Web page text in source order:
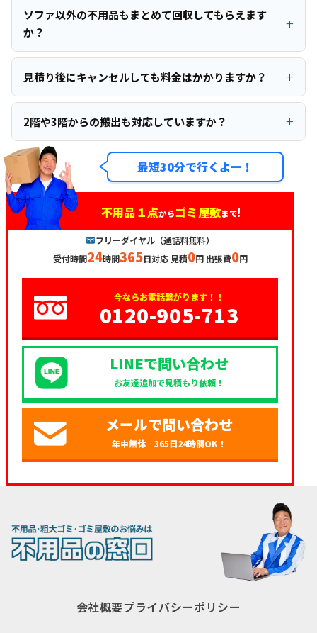
ソファ以外の不用品もまとめて回収してもらえます
か？
見積り後にキャンセルしても料金はかかりますか？
2階や3階からの搬出も対応していますか？
最短30分で行くよー！
不用品１点からゴミ屋敷まで!
フリーダイヤル（通話料無料）
受付時間24時間365日対応 見積0円 出張費0円
今ならお電話繋がります！！
0120-905-713
LINEで問い合わせ
お友達追加で見積もり依頼！
メールで問い合わせ
年中無休 365日24時間OK！
会社概要プライバシーポリシー